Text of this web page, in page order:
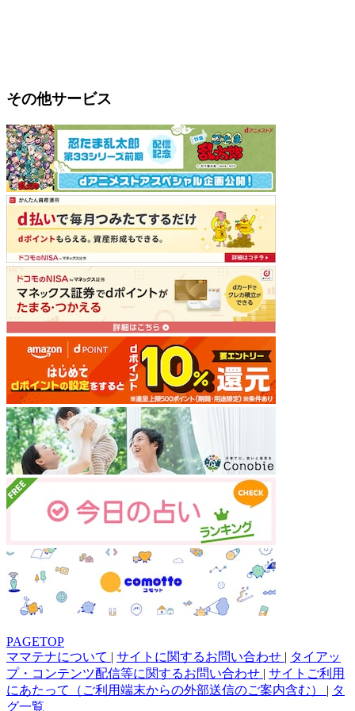
その他サービス
PAGETOP
ママテナについて | サイトに関するお問い合わせ | タイアッ
プ・コンテンツ配信等に関するお問い合わせ | サイトご利用
にあたって（ご利用端末からの外部送信のご案内含む） | タ
グ一覧